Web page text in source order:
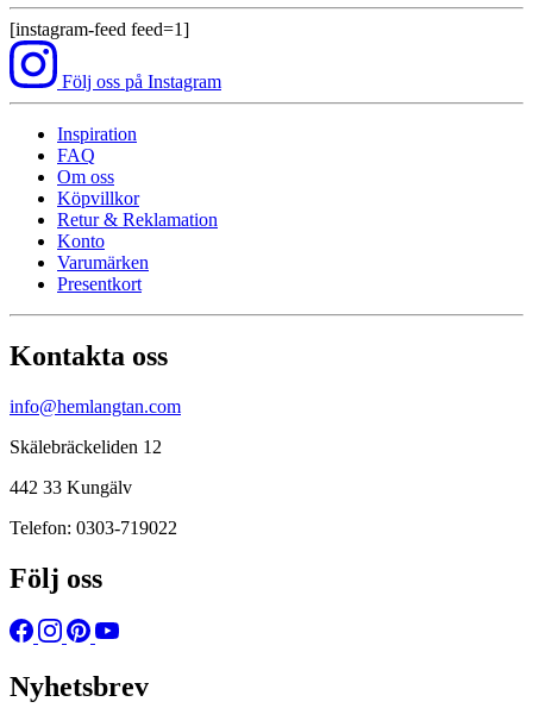
[instagram-feed feed=1]
Följ oss på Instagram
Inspiration
FAQ
Om oss
Köpvillkor
Retur & Reklamation
Konto
Varumärken
Presentkort
Kontakta oss
info@hemlangtan.com
Skälebräckeliden 12
442 33 Kungälv
Telefon: 0303-719022
Följ oss
Nyhetsbrev